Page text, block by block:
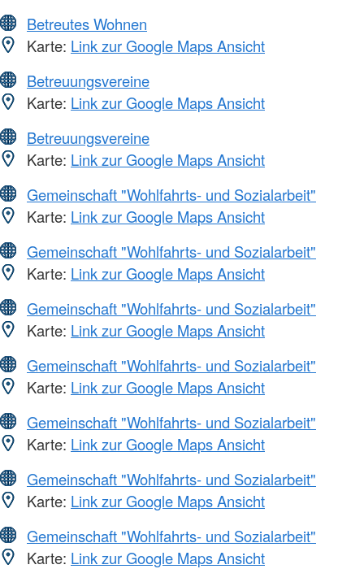
Betreutes Wohnen
Karte: Link zur Google Maps Ansicht
Betreuungsvereine
Karte: Link zur Google Maps Ansicht
Betreuungsvereine
Karte: Link zur Google Maps Ansicht
Gemeinschaft "Wohlfahrts- und Sozialarbeit"
Karte: Link zur Google Maps Ansicht
Gemeinschaft "Wohlfahrts- und Sozialarbeit"
Karte: Link zur Google Maps Ansicht
Gemeinschaft "Wohlfahrts- und Sozialarbeit"
Karte: Link zur Google Maps Ansicht
Gemeinschaft "Wohlfahrts- und Sozialarbeit"
Karte: Link zur Google Maps Ansicht
Gemeinschaft "Wohlfahrts- und Sozialarbeit"
Karte: Link zur Google Maps Ansicht
Gemeinschaft "Wohlfahrts- und Sozialarbeit"
Karte: Link zur Google Maps Ansicht
Gemeinschaft "Wohlfahrts- und Sozialarbeit"
Karte: Link zur Google Maps Ansicht